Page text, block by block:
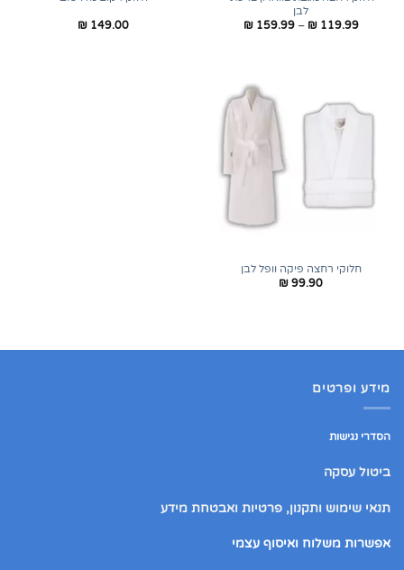
לבן
₪119.99
–
₪159.99
₪ 149.00
חלוקי רחצה פיקה וופל לבן
₪ 99.90
מידע ופרטים
הסדרי נגישות
ביטול עסקה
תנאי שימוש ותקנון, פרטיות ואבטחת מידע
אפשרות משלוח ואיסוף עצמי